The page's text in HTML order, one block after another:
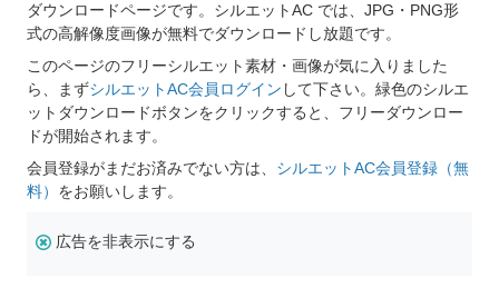
ダウンロードページです。シルエットAC では、JPG・PNG形
式の高解像度画像が無料でダウンロードし放題です。
このページのフリーシルエット素材・画像が気に入りました
ら、まずシルエットAC会員ログイン して下さい。緑色のシルエ
ットダウンロードボタンをクリックすると、フリーダウンロー
ドが開始されます。
会員登録がまだお済みでない方は、 シルエットAC会員登録（無
料） をお願いします。
広告を非表示にする